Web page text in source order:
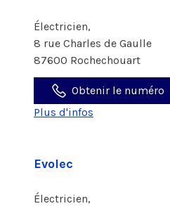
Électricien,
8 rue Charles de Gaulle
87600 Rochechouart
Obtenir le numéro
Plus d'infos
Evolec
Électricien,